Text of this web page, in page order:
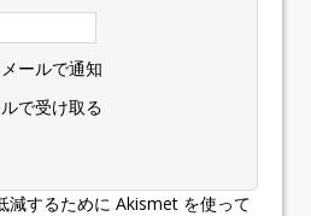
ールで通知
で受け取る
減するために Akismet を使って